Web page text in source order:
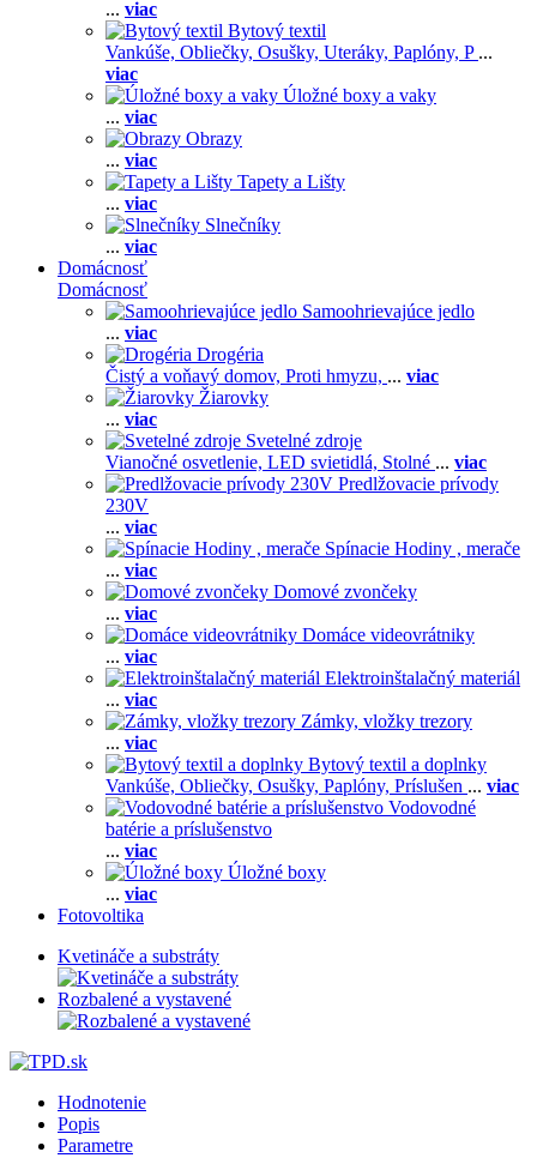
... viac
Bytový textil
Vankúše, Obliečky, Osušky, Uteráky, Paplóny, P ...
viac
Úložné boxy a vaky
... viac
Obrazy
... viac
Tapety a Lišty
... viac
Slnečníky
... viac
Domácnosť
Domácnosť
Samoohrievajúce jedlo
... viac
Drogéria
Čistý a voňavý domov, Proti hmyzu, ... viac
Žiarovky
... viac
Svetelné zdroje
Vianočné osvetlenie, LED svietidlá, Stolné ... viac
Predlžovacie prívody
230V
... viac
Spínacie Hodiny , merače
... viac
Domové zvončeky
... viac
Domáce videovrátniky
... viac
Elektroinštalačný materiál
... viac
Zámky, vložky trezory
... viac
Bytový textil a doplnky
Vankúše, Obliečky, Osušky, Paplóny, Príslušen ... viac
Vodovodné
batérie a príslušenstvo
... viac
Úložné boxy
... viac
Fotovoltika
Kvetináče a substráty
Rozbalené a vystavené
Hodnotenie
Popis
Parametre